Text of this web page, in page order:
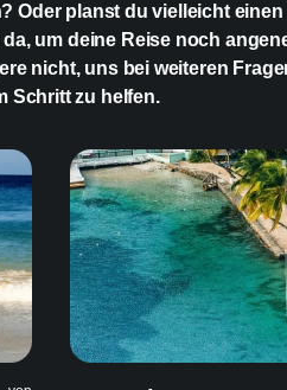
Oder planst du vielleicht
um deine Reise noch
nicht, uns bei weiteren
Schritt zu helfen.